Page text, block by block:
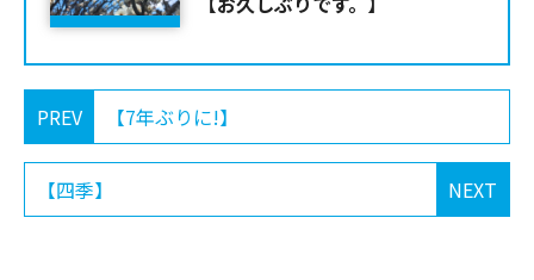
PREV 【7年ぶりに!】
NEXT
【四季】